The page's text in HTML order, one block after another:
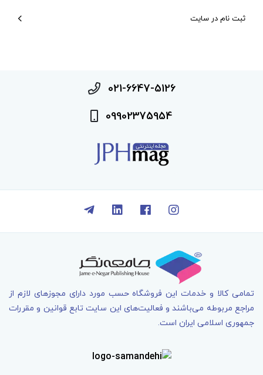
ثبت نام در سایت
021-6647-5126
09902375954
تمامی کالا و خدمات اين فروشگاه حسب مورد دارای مجوزهای لازم از
مراجع مربوطه می‌باشند و فعاليت‌های اين سايت تابع قوانين و مقررات
جمهوری اسلامی ايران است.